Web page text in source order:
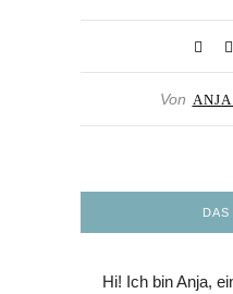
Von
Hi! Ich bin Anja,